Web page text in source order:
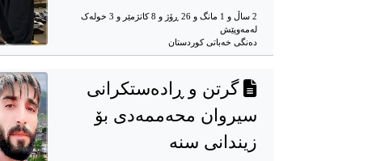
2 ساڵ و 1 مانگ و 26 ڕۆژ و 8 کاتژمێر و 3 خوله‌ک
له‌مه‌وپێش‌
دەنگی خەباتی کوردستان
گرتن و ڕادەستکرانی
سیروان محەممەدی بۆ
زیندانی سنە